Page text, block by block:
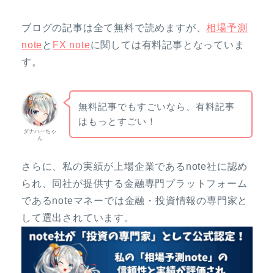
ブログの記事は全て無料で読めますが、相場予測
note と FX noteに関しては有料記事となっていま
す。
ダナハーちゃ
ん
無料記事でもすごいなら、有料記事
はもっとすごい！
さらに、私の実績が上場企業であるnote社に認め
られ、同社が提供する金融専門プラットフォーム
であるnoteマネーでは金融・投資情報の専門家と
して選出されています。